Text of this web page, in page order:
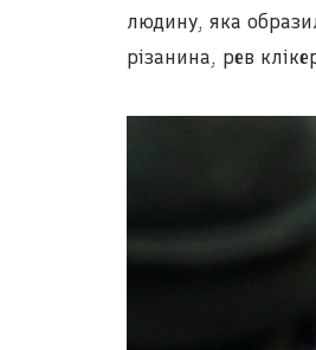
людину, яка
різанина, рев